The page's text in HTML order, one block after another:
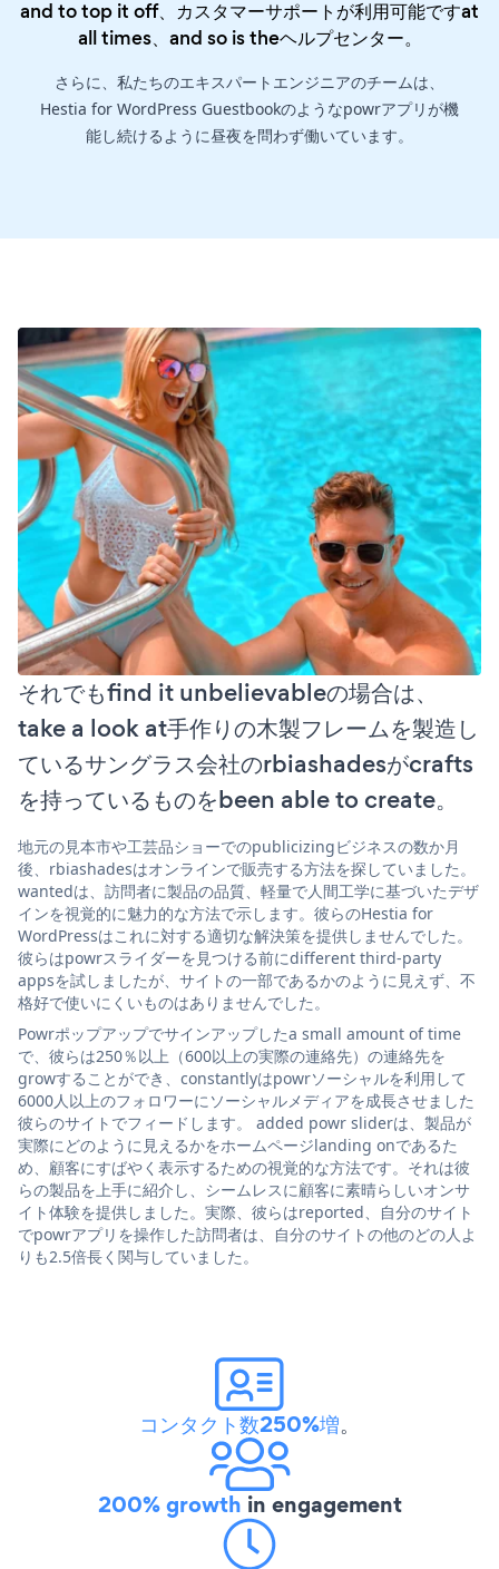
and to top it off、カスタマーサポートが利用可能ですat
all times、and so is theヘルプセンター。
さらに、私たちのエキスパートエンジニアのチームは、
Hestia for WordPress Guestbookのようなpowrアプリが機
能し続けるように昼夜を問わず働いています。
それでもfind it unbelievableの場合は、
take a look at手作りの木製フレームを製造し
ているサングラス会社のrbiashadesがcrafts
を持っているものをbeen able to create。
地元の見本市や工芸品ショーでのpublicizingビジネスの数か月
後、rbiashadesはオンラインで販売する方法を探していました。
wantedは、訪問者に製品の品質、軽量で人間工学に基づいたデザ
インを視覚的に魅力的な方法で示します。彼らのHestia for
WordPressはこれに対する適切な解決策を提供しませんでした。
彼らはpowrスライダーを見つける前にdifferent third-party
appsを試しましたが、サイトの一部であるかのように見えず、不
格好で使いにくいものはありませんでした。
Powrポップアップでサインアップしたa small amount of time
で、彼らは250％以上（600以上の実際の連絡先）の連絡先を
growすることができ、constantlyはpowrソーシャルを利用して
6000人以上のフォロワーにソーシャルメディアを成長させました
彼らのサイトでフィードします。 added powr sliderは、製品が
実際にどのように見えるかをホームページlanding onであるた
め、顧客にすばやく表示するための視覚的な方法です。それは彼
らの製品を上手に紹介し、シームレスに顧客に素晴らしいオンサ
イト体験を提供しました。実際、彼らはreported、自分のサイト
でpowrアプリを操作した訪問者は、自分のサイトの他のどの人よ
りも2.5倍長く関与していました。
コンタクト数250%増。
200% growth in engagement